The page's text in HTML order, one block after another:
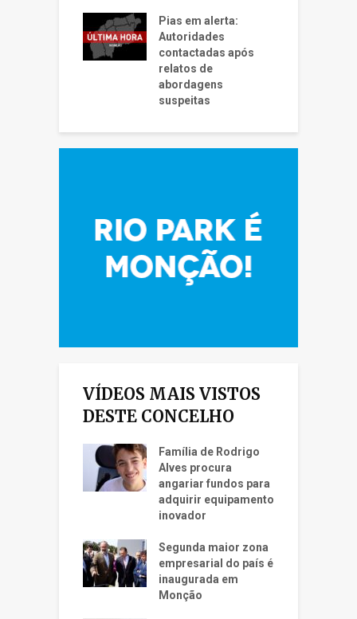
Pias em alerta:
Autoridades
contactadas após
relatos de
abordagens
suspeitas
VÍDEOS MAIS VISTOS
DESTE CONCELHO
Família de Rodrigo
Alves procura
angariar fundos para
adquirir equipamento
inovador
Segunda maior zona
empresarial do país é
inaugurada em
Monção